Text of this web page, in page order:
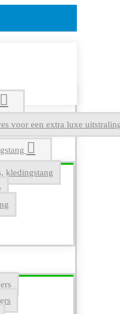
voor een extra luxe
kledingstang